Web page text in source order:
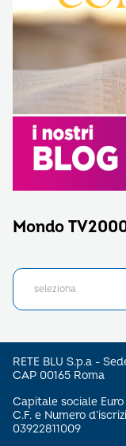
Mondo
RETE BLU S.p.a -
CAP 00165 Roma
Capitale sociale
C.F. e Numero
03922811009